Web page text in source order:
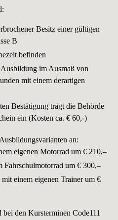
Besitz einer gültigen
B
befinden
im Ausmaß von
mit einem derartigen
Bestätigung trägt die Behörde
ein (Kosten ca. € 60,-)
an:
eigenen Motorrad um € 210,–
Fahrschulmotorrad um € 300,–
einem eigenen Trainer um €
den Kursterminen Code111